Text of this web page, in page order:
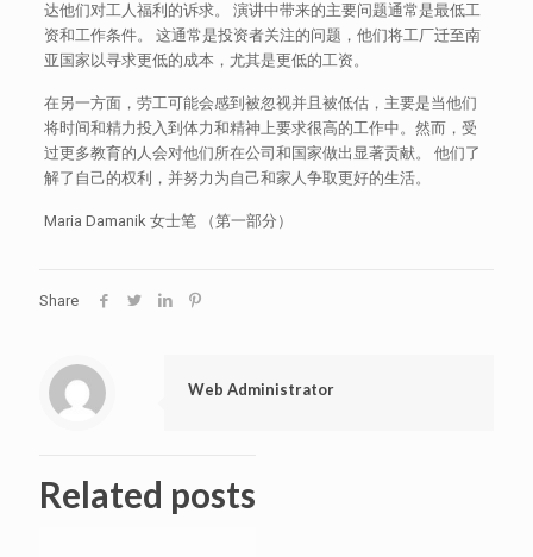
达他们对工人福利的诉求。 演讲中带来的主要问题通常是最低工
资和工作条件。 这通常是投资者关注的问题，他们将工厂迁至南
亚国家以寻求更低的成本，尤其是更低的工资。
在另一方面，劳工可能会感到被忽视并且被低估，主要是当他们
将时间和精力投入到体力和精神上要求很高的工作中。然而，受
过更多教育的人会对他们所在公司和国家做出显著贡献。 他们了
解了自己的权利，并努力为自己和家人争取更好的生活。
Maria Damanik 女士笔 （第一部分）
Share
Web Administrator
Related posts